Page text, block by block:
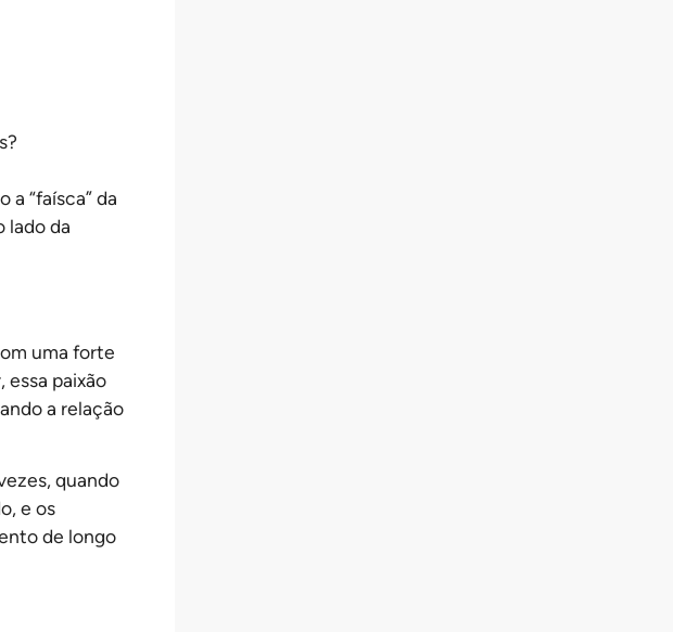
“faísca” da
lado da
uma forte
essa paixão
a relação
quando
e os
de longo